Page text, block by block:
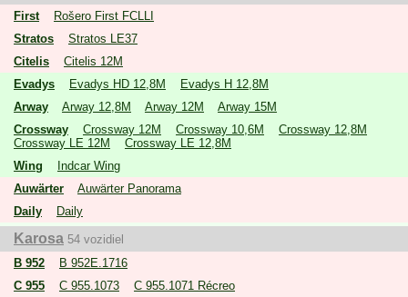
First
Rošero First FCLLI
Stratos
Stratos LE37
Citelis
Citelis 12M
Evadys
Evadys HD 12,8M
Evadys H 12,8M
Arway
Arway 12,8M Arway 12M
Arway 15M
Crossway
Crossway 12M Crossway 10,6M
Crossway 12,8M
Crossway LE 12M
Crossway LE 12,8M
Wing
Indcar Wing
Auwärter
Auwärter Panorama
Daily
Daily
Karosa 54 vozidiel
B 952
B 952E.1716
C 955
C 955.1073
C 955.1071 Récreo